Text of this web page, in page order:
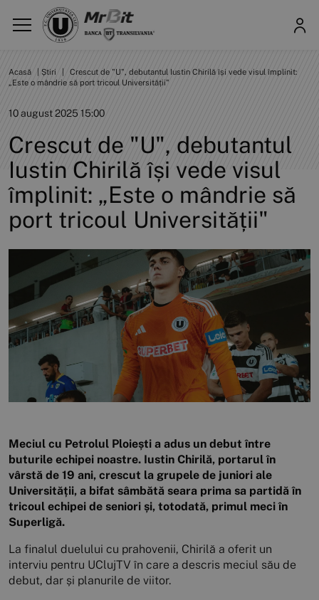
Acasă Știri
Crescut de "U", debutantul Iustin Chirilă își vede visul împlinit:
„Este o mândrie să port tricoul Universității"
10 august 2025 15:00
Crescut de "U", debutantul
Iustin Chirilă își vede visul
împlinit: „Este o mândrie să
port tricoul Universității"
Meciul cu Petrolul Ploiești a adus un debut între
buturile echipei noastre. Iustin Chirilă, portarul în
vârstă de 19 ani, crescut la grupele de juniori ale
Universității, a bifat sâmbătă seara prima sa partidă în
tricoul echipei de seniori și, totodată, primul meci în
Superligă.
La finalul duelului cu prahovenii, Chirilă a oferit un
interviu pentru UClujTV în care a descris meciul său de
debut, dar și planurile de viitor.